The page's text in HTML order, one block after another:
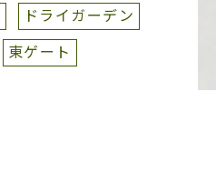
ドライガーデン
東ゲート